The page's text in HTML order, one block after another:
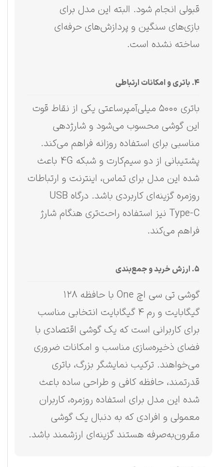
قبولی انجام شود. البته این مدل برای
بازی‌های سنگین و پردازش‌های حرفه‌ای
ساخته نشده است.
۴. باتری و امکانات ارتباطی
باتری ۵۰۰۰ میلی‌آمپرساعتی یکی از نقاط قوت
این گوشی محسوب می‌شود و شارژدهی
مناسبی برای استفاده روزانه فراهم می‌کند.
پشتیبانی از دو سیم‌کارت و شبکه 4G باعث
شده این مدل برای تماس، اینترنت و ارتباطات
روزمره گزینه‌ای کاربردی باشد. درگاه USB
Type-C نیز استفاده راحت‌تری هنگام شارژ
فراهم می‌کند.
۵. ارزش خرید و جمع‌بندی
گوشی تی سی اچ One با حافظه ۱۲۸
گیگابایت و رم ۴ گیگابایت انتخابی مناسب
برای کاربرانی است که یک گوشی اقتصادی با
فضای ذخیره‌سازی مناسب و امکانات ضروری
می‌خواهند. ترکیب نمایشگر بزرگ، باتری
قدرتمند، حافظه کافی و طراحی ساده باعث
شده این مدل برای استفاده روزمره، کاربران
معمولی و افرادی که به دنبال یک گوشی
مقرون‌به‌صرفه هستند گزینه‌ای ارزشمند باشد.